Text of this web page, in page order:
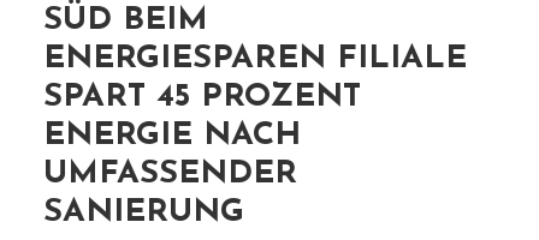
SÜD BEIM
ENERGIESPAREN FILIALE
SPART 45 PROZENT
ENERGIE NACH
UMFASSENDER
SANIERUNG